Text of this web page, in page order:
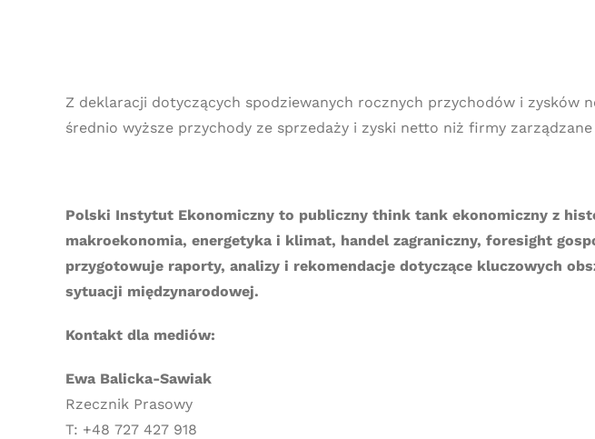
Z deklaracji dotyczących spodziewanych rocznych przychodów i zysków
średnio wyższe przychody ze sprzedaży i zyski netto niż firmy
Polski Instytut Ekonomiczny to publiczny think tank ekonomiczny z
makroekonomia, energetyka i klimat, handel zagraniczny, foresight
przygotowuje raporty, analizy i rekomendacje dotyczące kluczowych
sytuacji międzynarodowej.
Kontakt dla mediów:
Ewa Balicka-Sawiak
Rzecznik Prasowy
T: +48 727 427 918